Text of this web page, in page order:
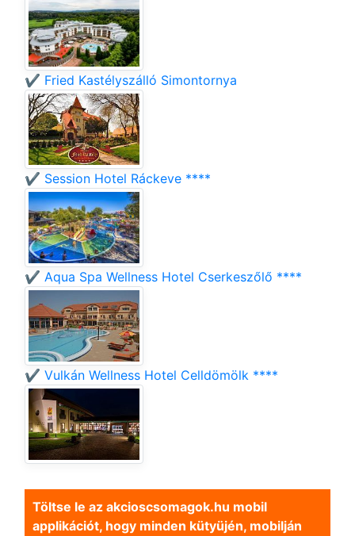
✔️ Fried Kastélyszálló Simontornya
✔️ Session Hotel Ráckeve ****
✔️ Aqua Spa Wellness Hotel Cserkeszőlő ****
✔️ Vulkán Wellness Hotel Celldömölk ****
Töltse le az akcioscsomagok.hu mobil
applikációt, hogy minden kütyüjén, mobilján